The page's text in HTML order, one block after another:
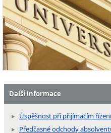
Další informace
Úspěšnost při přijímacím
Předčasné odchody